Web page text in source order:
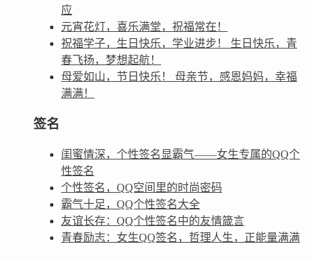
应
元宵花灯，喜乐满堂，祝福常在！
祝福学子，生日快乐，学业进步！ 生日快乐，青
春飞扬，梦想起航！
母爱如山，节日快乐！ 母亲节，感恩妈妈，幸福
满满！
签名
闺蜜情深，个性签名显霸气——女生专属的QQ个
性签名
个性签名，QQ空间里的时尚密码
霸气十足，QQ个性签名大全
友谊长存：QQ个性签名中的友情箴言
青春励志：女生QQ签名，哲理人生，正能量满满